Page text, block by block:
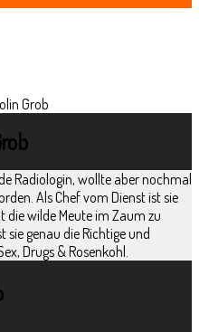
Grob
Radiologin, wollte aber nochmal
Als Chef vom Dienst ist sie
die wilde Meute im Zaum zu
sie genau die Richtige und
Drugs & Rosenkohl.